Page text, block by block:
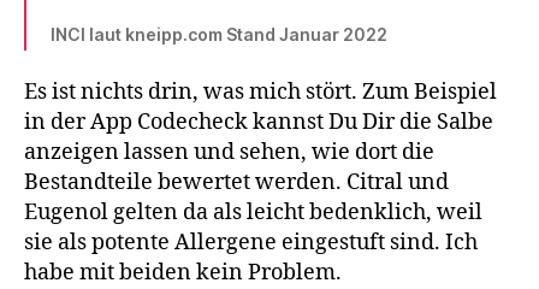
INCI laut kneipp.com Stand Januar 2022
Es ist nichts drin, was mich stört. Zum Beispiel
in der App Codecheck kannst Du Dir die Salbe
anzeigen lassen und sehen, wie dort die
Bestandteile bewertet werden. Citral und
Eugenol gelten da als leicht bedenklich, weil
sie als potente Allergene eingestuft sind. Ich
habe mit beiden kein Problem.